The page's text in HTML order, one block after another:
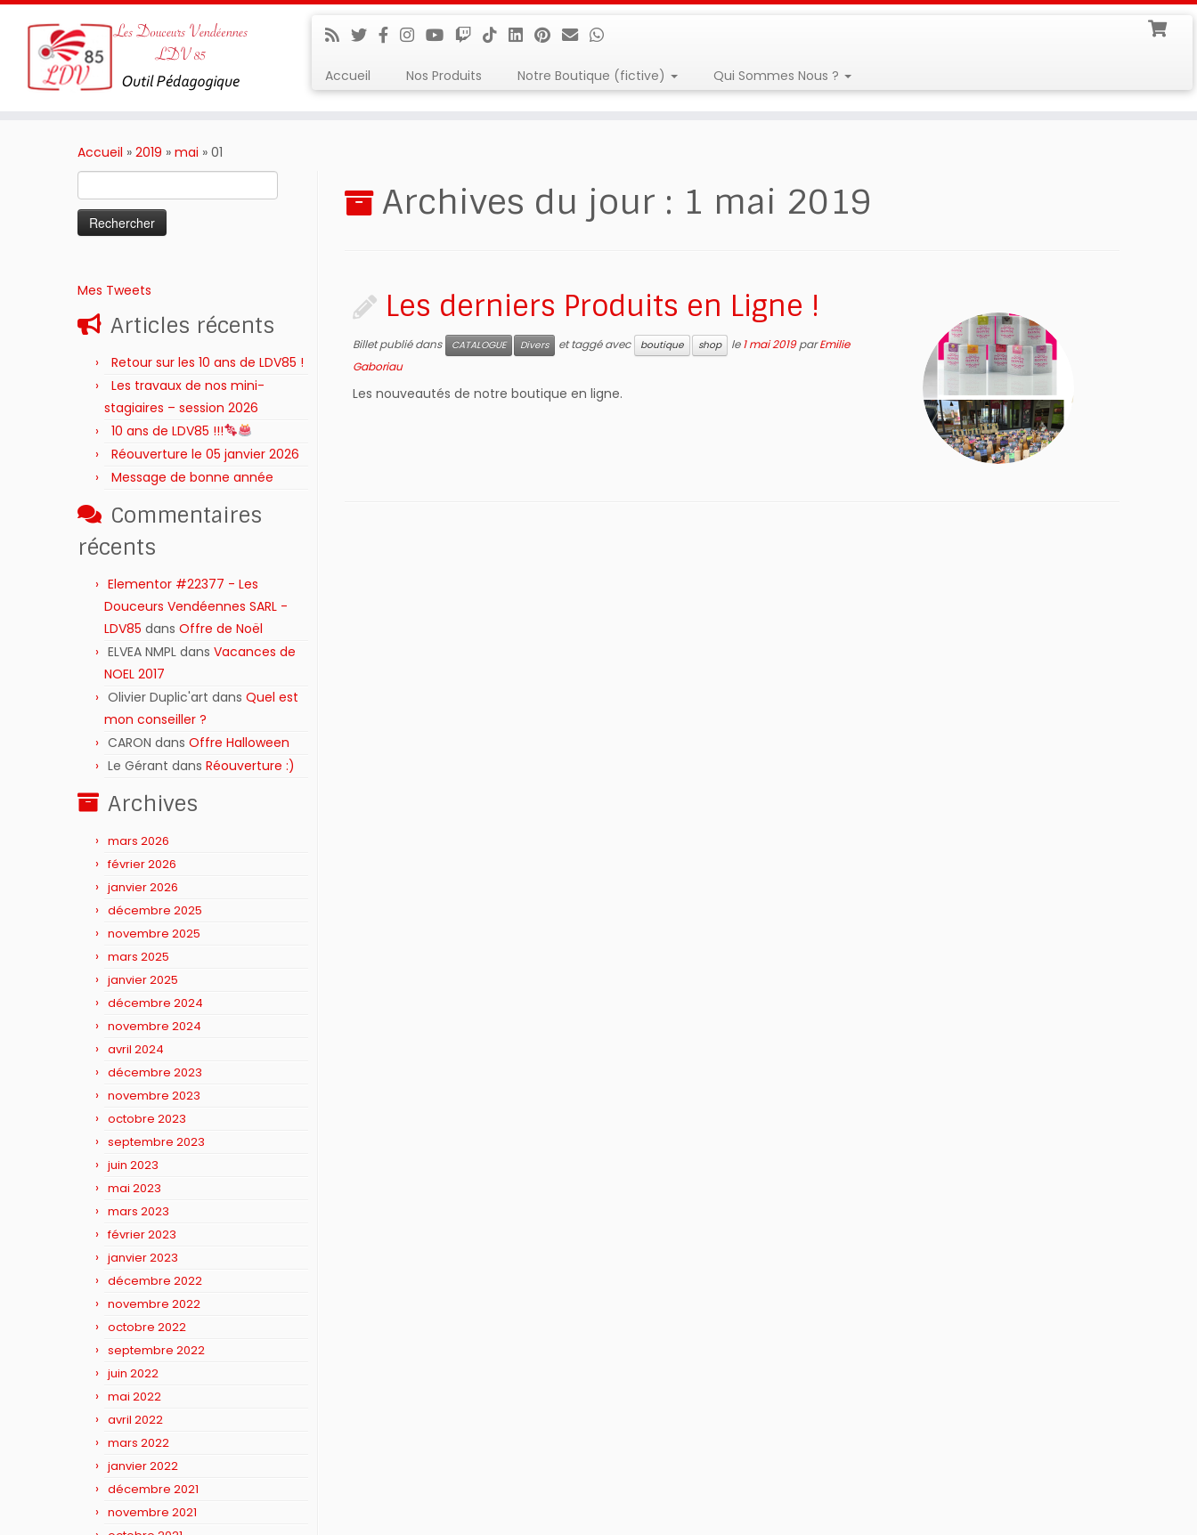
Accueil Nos Produits Notre Boutique (fictive) Qui Sommes Nous ?
Accueil » 2019 » mai » 01
Mes Tweets
Articles récents
Retour sur les 10 ans de LDV85 !
Les travaux de nos mini-
stagiaires – session 2026 ‍‍‍‍‍
10 ans de LDV85 !!!
Réouverture le 05 janvier 2026
Message de bonne année
Commentaires
récents
Elementor #22377 - Les
Douceurs Vendéennes SARL -
LDV85 dans Offre de Noël
ELVEA NMPL dans Vacances de
NOEL 2017
Olivier Duplic'art dans Quel est
mon conseiller ?
CARON dans Offre Halloween
Le Gérant dans Réouverture :)
Archives
mars 2026
février 2026
janvier 2026
décembre 2025
novembre 2025
mars 2025
janvier 2025
décembre 2024
novembre 2024
avril 2024
décembre 2023
novembre 2023
octobre 2023
septembre 2023
juin 2023
mai 2023
mars 2023
février 2023
janvier 2023
décembre 2022
novembre 2022
octobre 2022
septembre 2022
juin 2022
mai 2022
avril 2022
mars 2022
janvier 2022
décembre 2021
novembre 2021
Archives du jour : 1 mai 2019
Les derniers Produits en Ligne !
Billet publié dans CATALOGUE Divers et taggé avec boutique shop le1 mai 2019 parEmilie
Gaboriau
Les nouveautés de notre boutique en ligne.